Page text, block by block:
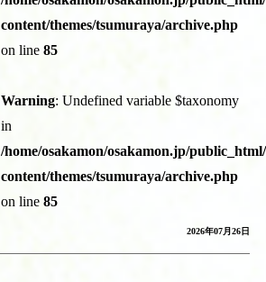
content/themes/tsumuraya/archive.php
on line85
Warning: Undefined variable $taxonomy
in
/home/osakamon/osakamon.jp/
content/themes/tsumuraya/archive.php
on line85
2026年07月26日